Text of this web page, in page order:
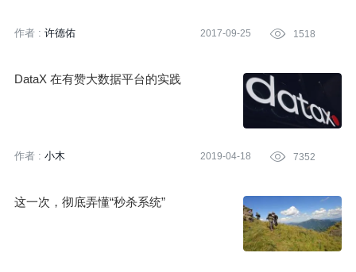
作者 : 许德佑 2017-09-25  1518
DataX 在有赞大数据平台的实践
作者 : 小木 2019-04-18  7352
这一次，彻底弄懂“秒杀系统”